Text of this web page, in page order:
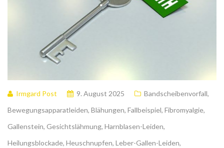
Irmgard Post 9. August 2025 Bandscheibenvorfall,
Bewegungsapparatleiden, Blähungen, Fallbeispiel, Fibromyalgie,
Gallenstein, Gesichtslähmung, Harnblasen-Leiden,
Heilungsblockade, Heuschnupfen, Leber-Gallen-Leiden,